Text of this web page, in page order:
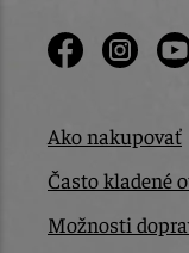
Ako nakupovať
Často kladené
Možnosti